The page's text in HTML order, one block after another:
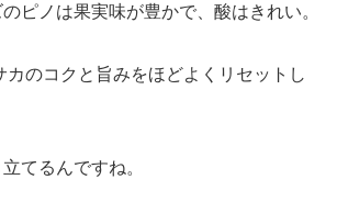
ピノは果実味が豊かで、酸はきれい。
カのコクと旨みをほどよくリセットし
てるんですね。